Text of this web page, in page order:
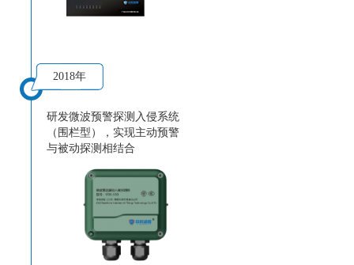
2018年
研发微波预警探测入侵系统
（围栏型），实现主动预警
与被动探测相结合